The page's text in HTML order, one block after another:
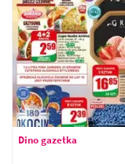
Dino gazetka